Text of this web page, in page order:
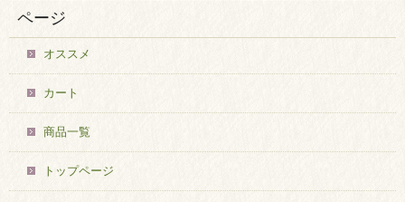
ページ
オススメ
カート
商品一覧
トップページ